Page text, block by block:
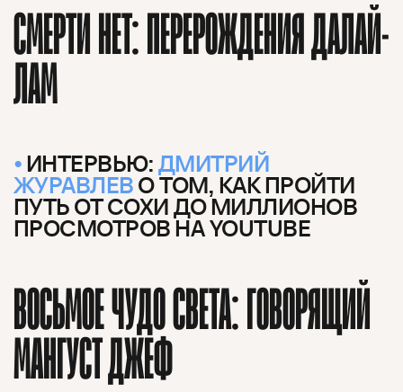
СМЕРТИ НЕТ: ПЕРЕРОЖДЕНИЯ ДАЛАЙ-
ЛАМ
ИНТЕРВЬЮ:ДМИТРИЙ
ЖУРАВЛЕВО ТОМ, КАК ПРОЙТИ
ПУТЬ ОТ СОХИ ДО МИЛЛИОНОВ
ПРОСМОТРОВ НА YOUTUBE
ВОСЬМОЕ ЧУДО СВЕТА: ГОВОРЯЩИЙ
МАНГУСТ ДЖЕФ